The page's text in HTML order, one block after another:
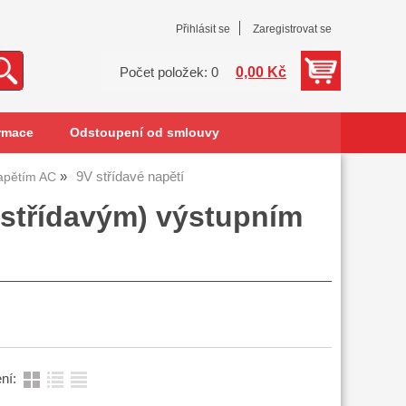
Přihlásit se Zaregistrovat se
Počet položek: 0 0,00 Kč
Odstoupení od smlouvy
AC 9V střídavé napětí
výstupním